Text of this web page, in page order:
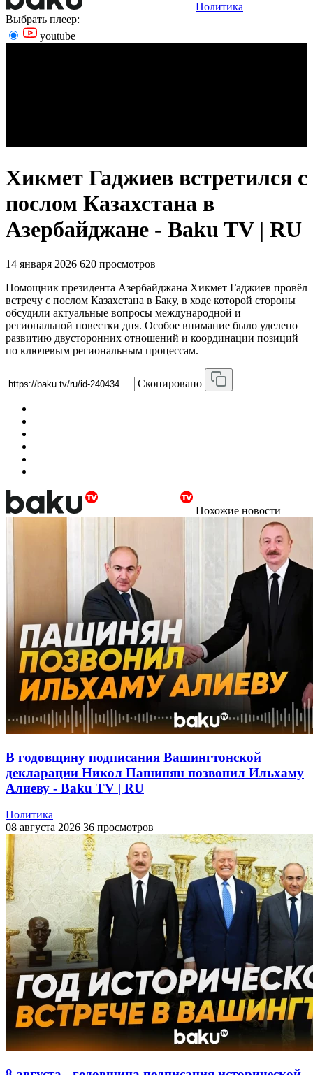
Политика
Выбрать плеер:
youtube
Хикмет Гаджиев встретился с
послом Казахстана в
Азербайджане - Baku TV | RU
14 января 2026 620 просмотров
Помощник президента Азербайджана Хикмет Гаджиев провёл
встречу с послом Казахстана в Баку, в ходе которой стороны
обсудили актуальные вопросы международной и
региональной повестки дня. Особое внимание было уделено
развитию двусторонних отношений и координации позиций
по ключевым региональным процессам.
Скопировано
Похожие новости
В годовщину подписания Вашингтонской
декларации Никол Пашинян позвонил Ильхаму
Алиеву - Baku TV | RU
Политика
08 августа 2026 36 просмотров